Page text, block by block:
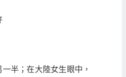
一半；在大陸女生眼中，